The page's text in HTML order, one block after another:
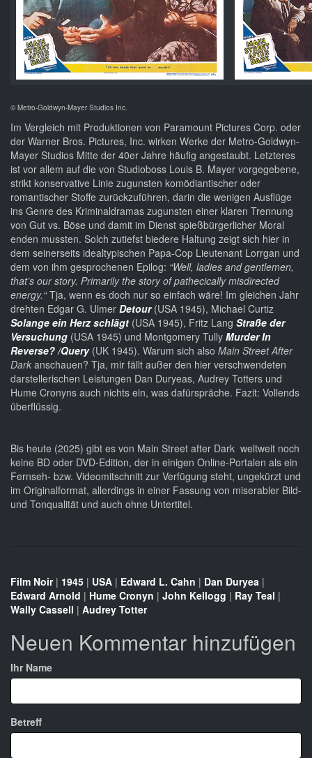
© Metro-Goldwyn-Mayer Studios Inc.
Im Vergleich mit Produktionen von Paramount Pictures Corp. oder
der Warner Bros. Pictures, Inc. wirken Werke der Metro-Goldwyn-
Mayer Studios Mitte der 40er Jahre häufig angestaubt. Letzteres
ist vor allem auf die von Studioboss Louis B. Mayer vorgegebene,
strikt konservative Linie zugunsten komödiantischer oder
romantischer Stoffe zurückzuführen, darin die wenigen Ausflüge
ins Genre des Kriminaldramas zugunsten einer klaren Trennung
von Gut vs. Böse und damit im Dienst spießbürgerlicher Moral
enden mussten. Solch zutiefst biedere Haltung zeigt sich hier in
dem seinerseits idealtypischen Papa-Cop Lieutenant Lorrgan und
dem von ihm gesprochenen Epilog: “Well, ladies and gentlemen,
that’s our story. Primarily the story of pathecically misdirected
energy.“Tja, wenn es doch nur so einfach wäre! Im gleichen Jahr
drehten Edgar G. Ulmer Detour(USA 1945), Michael Curtiz
Solange ein Herz schlägt (USA 1945), Fritz Lang Straße der
Versuchung (USA 1945) und Montgomery Tully Murder In
Reverse? /Query(UK 1945). Warum sich also Main Street After
Dark anschauen? Tja, mir fällt außer den hier verschwendeten
darstellerischen Leistungen Dan Duryeas, Audrey Totters und
Hume Cronyns auch nichts ein, was dafürspräche. Fazit: Vollends
überflüssig.
Bis heute (2025) gibt es von Main Street after Dark weltweit noch
keine BD oder DVD-Edition, der in einigen Online-Portalen als ein
Fernseh- bzw. Videomitschnitt zur Verfügung steht, ungekürzt und
im Originalformat, allerdings in einer Fassung von miserabler Bild-
und Tonqualität und auch ohne Untertitel.
Film Noir| 1945 | USA | Edward L. Cahn | Dan Duryea |
Edward Arnold | Hume Cronyn | John Kellogg | Ray Teal |
Wally Cassell | Audrey Totter
Neuen Kommentar hinzufügen
Ihr Name
Betreff